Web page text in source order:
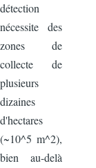
détection
nécessite des
zones de
collecte de
plusieurs
dizaines
d'hectares
(~10^5 m^2),
bien au-delà